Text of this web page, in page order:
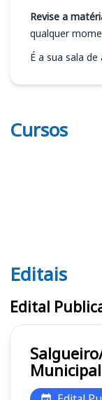
Revise a
qualquer
É a sua sala de
Cursos
Editais
Editais
Edital
Salgueiro/PE